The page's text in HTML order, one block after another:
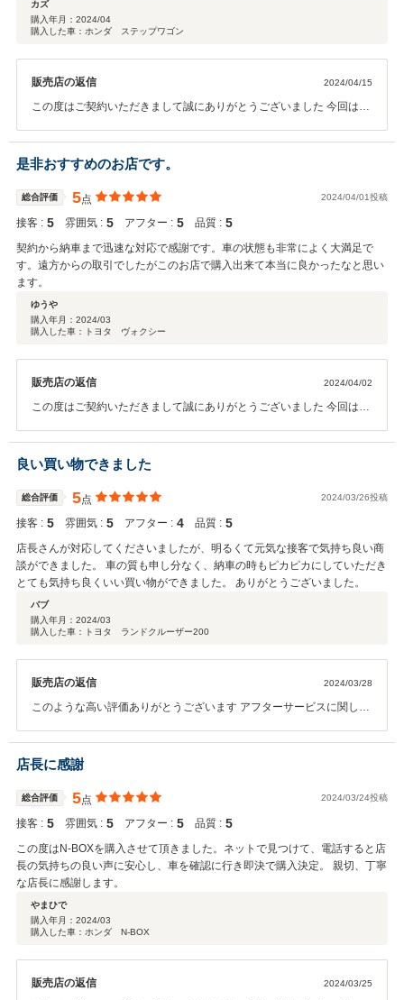
カズ
購入年月： 2024/04
購入した車：ホンダ ステップワゴン
販売店の返信 2024/04/15
この度はご契約いただきまして誠にありがとうございました 今回はこ
す 何かお困りの際はぜひお気軽にご連絡ください 今後とも、どうぞ宜
しくお願いいたします
是非おすすめのお店です。
総合評価 5点 2024/04/01投稿
接客 : 5 雰囲気 : 5 アフター : 5 品質 : 5
契約から納車まで迅速な対応で感謝です。車の状態も非常によく大満足で
す。遠方からの取引でしたがこのお店で購入出来て本当に良かったなと思い
ます。
ゆうや
購入年月： 2024/03
購入した車：トヨタ ヴォクシー
販売店の返信 2024/04/02
この度はご契約いただきまして誠にありがとうございました 今回はこ
す 何かお困りの際はぜひお気軽にお立ち寄りください 今後とも、どう
ぞ宜しくお願い致します
良い買い物できました
総合評価 5点 2024/03/26投稿
接客 : 5 雰囲気 : 5 アフター : 4 品質 : 5
店長さんが対応してくださいましたが、明るくて元気な接客で気持ち良い商
談ができました。 車の質も申し分なく、納車の時もピカピカにしていただき
とても気持ち良くいい買い物ができました。 ありがとうございました。
バブ
購入年月： 2024/03
購入した車：トヨタ ランドクルーザー200
販売店の返信 2024/03/28
このような高い評価ありがとうございます アフターサービスに関して
ンスを引き続きさせていただきます。今後ともお気軽に弊社にお越し
くださいませ。宜しくお願い致します。 もちろん奥様のお車もお任せ
店長に感謝
総合評価 5点 2024/03/24投稿
接客 : 5 雰囲気 : 5 アフター : 5 品質 : 5
この度はN-BOXを購入させて頂きました。ネットで見つけて、電話すると店
長の気持ちの良い声に安心し、車を確認に行き即決で購入決定。 親切、丁寧
な店長に感謝します。
やまひで
購入年月： 2024/03
購入した車：ホンダ N-BOX
販売店の返信 2024/03/25